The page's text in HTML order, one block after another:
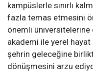
kampüslerle sınırlı
fazla temas etmesini
önemli üniversitelerine
akademi ile yerel hayat
şehrin geleceğine
dönüşmesini arzu